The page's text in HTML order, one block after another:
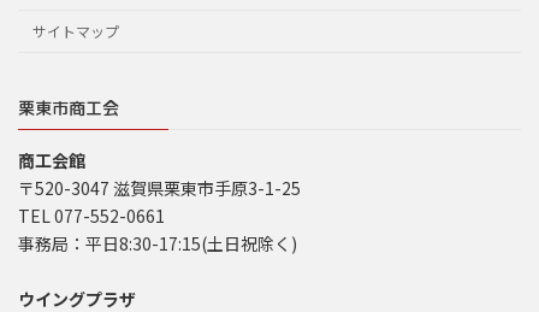
サイトマップ
栗東市商工会
商工会館
〒520-3047 滋賀県栗東市手原3-1-25
TEL 077-552-0661
事務局：平日8:30-17:15(土日祝除く)
ウイングプラザ